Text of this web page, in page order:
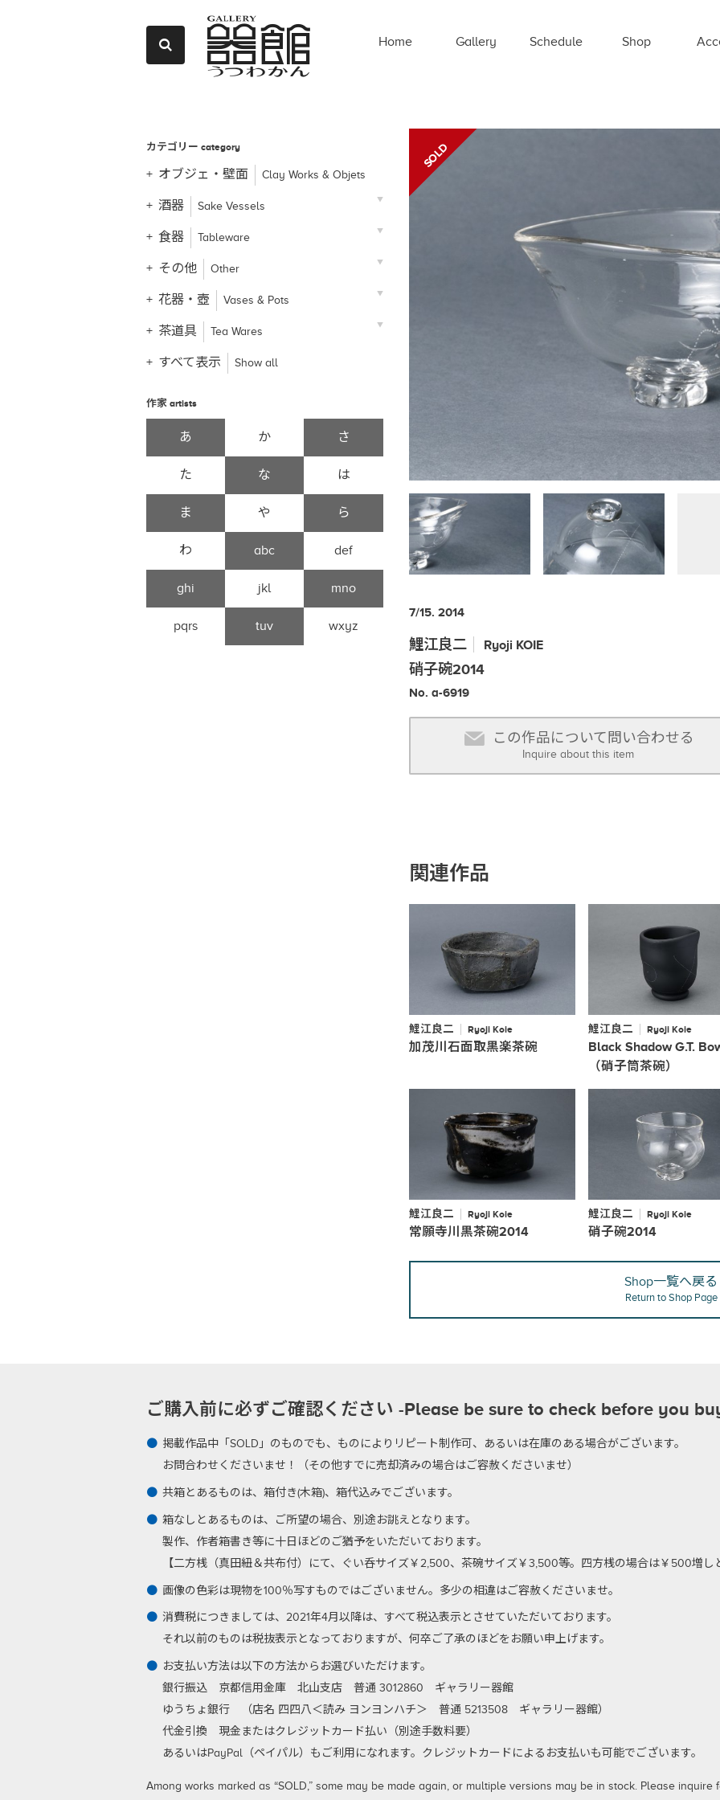
Home Gallery Schedule Shop
カテゴリー category
オブジェ・壁面 Clay Works & Objets
酒器 Sake Vessels
食器 Tableware
その他 Other
花器・壺 Vases & Pots
茶道具 Tea Wares
すべて表示 Show all
作家 artists
あ か さ
た な は
ま や ら
わ abc def
ghi jkl mno
pqrs tuv wxyz
7/15. 2014
鯉江良二 Ryoji KOIE
硝子碗2014
No. a-6919
この作品について問い合わせる
Inquire about this item
関連作品
鯉江良二 Ryoji Koie
加茂川石面取黒楽茶碗
鯉江良二 Ryoji Koie
Black Shadow G.T.
（硝子筒茶碗）
鯉江良二 Ryoji Koie
常願寺川黒茶碗2014
鯉江良二 Ryoji Koie
硝子碗2014
Shop一覧へ戻る
Return to Shop Page
ご購入前に必ずご確認ください -Please be sure to check before you
掲載作品中「SOLD」のものでも、ものによりリピート制作可、あるいは在庫のある場合がございます。
お問合わせくださいませ！（その他すでに売却済みの場合はご容赦くださいませ）
共箱とあるものは、箱付き(木箱)、箱代込みでございます。
箱なしとあるものは、ご所望の場合、別途お誂えとなります。
製作、作者箱書き等に十日ほどのご猶予をいただいております。
【二方桟（真田紐＆共布付）にて、ぐい呑サイズ￥2,500、茶碗サイズ￥3,500等。四方桟の場合は￥500増し
画像の色彩は現物を100％写すものではございません。多少の相違はご容赦くださいませ。
消費税につきましては、2021年4月以降は、すべて税込表示とさせていただいております。
それ以前のものは税抜表示となっておりますが、何卒ご了承のほどをお願い申上げます。
お支払い方法は以下の方法からお選びいただけます。
銀行振込 京都信用金庫 北山支店 普通 3012860 ギャラリー器館
ゆうちょ銀行 （店名 四四八＜読み ヨンヨンハチ＞ 普通 5213508 ギャラリー器館）
代金引換 現金またはクレジットカード払い（別途手数料要）
あるいはPayPal（ペイパル）もご利用になれます。クレジットカードによるお支払いも可能でございます。
Among works marked as “SOLD,” some may be made again, or multiple versions may be in stock. Please